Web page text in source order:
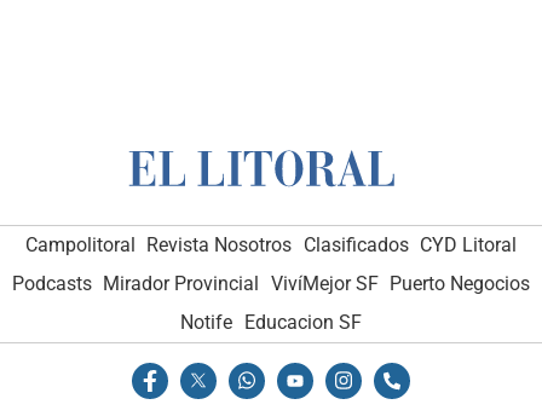
Campolitoral Revista Nosotros Clasificados CYD Litoral
Podcasts Mirador Provincial VivíMejor SF Puerto Negocios
Notife Educacion SF